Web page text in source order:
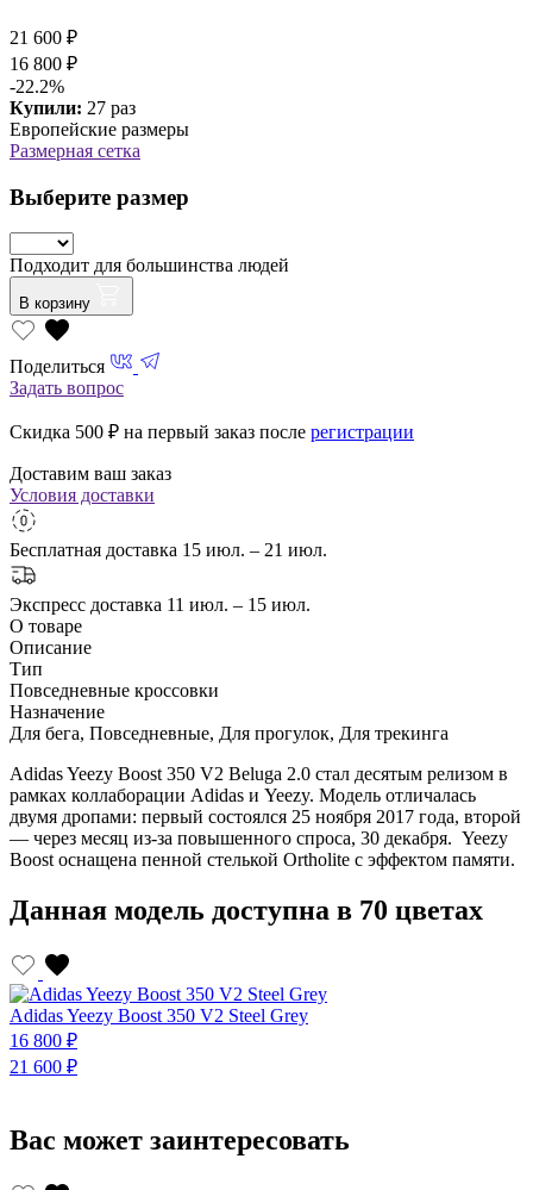
21 600 ₽
16 800 ₽
-22.2%
Купили: 27 раз
Европейские размеры
Размерная сетка
Выберите размер
Подходит для большинства людей
В корзину
Поделиться
Задать вопрос
Скидка 500 ₽ на первый заказ после регистрации
Доставим ваш заказ
Условия доставки
Бесплатная доставка 15 июл. – 21 июл.
Экспресс доставка 11 июл. – 15 июл.
О товаре
Описание
Тип
Повседневные кроссовки
Назначение
Для бега, Повседневные, Для прогулок, Для трекинга
Adidas Yeezy Boost 350 V2 Beluga 2.0 стал десятым релизом в
рамках коллаборации Adidas и Yeezy. Модель отличалась
двумя дропами: первый состоялся 25 ноября 2017 года, второй
— через месяц из-за повышенного спроса, 30 декабря. Yeezy
Boost оснащена пенной стелькой Ortholite с эффектом памяти.
Данная модель доступна в 70 цветах
Adidas Yeezy Boost 350 V2 Steel Grey
16 800 ₽
21 600 ₽
Вас может заинтересовать